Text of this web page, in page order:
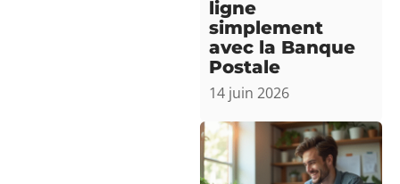
ligne
simplement
avec la Banque
Postale
14 juin 2026